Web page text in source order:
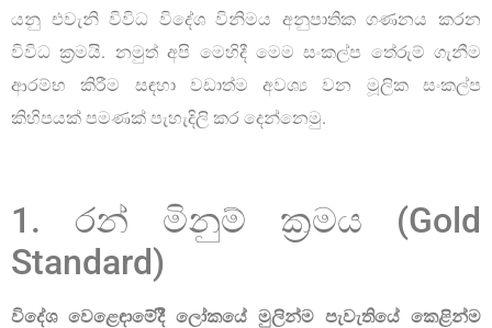
යනු එවැනි විවිධ විදේශ විනිමය අනුපාතික ගණනය කරන
විවිධ ක‍්‍රමයි. නමුත් අපි මෙහිදී මෙම සංකල්ප තේරුම් ගැනීම
ආරම්භ කිරීම සඳහා වඩාත්ම අවශ්‍ය වන මූලික සංකල්ප
කිහිපයක් පමණක් පැහැදිලි කර දෙන්නෙමු.
1. රන් මිනුම් ක‍්‍රමය (Gold
Standard)
විදේශ වෙළෙඳාමේදීි ලෝකයේ මුලින්ම පැවැතියේ කෙළින්ම